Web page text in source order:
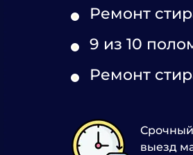
Ремонт
9 из 10
Ремонт
Срочный
выезд